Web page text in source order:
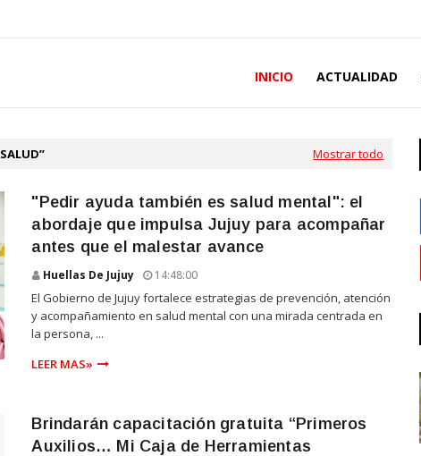
INICIO ACTUALIDAD
SALUD Mostrar todo
"Pedir ayuda también es salud mental": el
abordaje que impulsa Jujuy para acompañar
antes que el malestar avance
Huellas De Jujuy 14:48:00
El Gobierno de Jujuy fortalece estrategias de prevención, atención
y acompañamiento en salud mental con una mirada centrada en
la persona, ...
LEER MAS»
Brindarán capacitación gratuita “Primeros
Auxilios… Mi Caja de Herramientas